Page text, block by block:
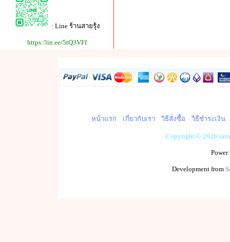
: Line ร้านสายรุ้ง
https:/lin.ee/5tQ3VFf
หน้าแรก เกี่ยวกับเรา วิธีสั่งซื้อ วิธีชำระเงิน
Copyright © 2026
Development from